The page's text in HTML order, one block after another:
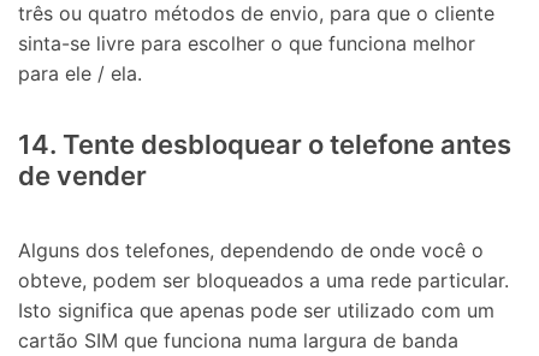
três ou quatro métodos de envio, para que o cliente
sinta-se livre para escolher o que funciona melhor
para ele / ela.
14. Tente desbloquear o telefone antes
de vender
Alguns dos telefones, dependendo de onde você o
obteve, podem ser bloqueados a uma rede particular.
Isto significa que apenas pode ser utilizado com um
cartão SIM que funciona numa largura de banda